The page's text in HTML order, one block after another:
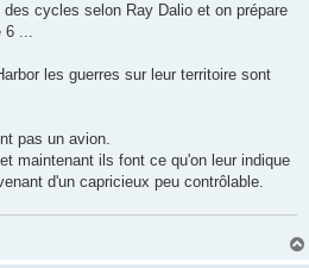
cycles selon Ray Dalio et on prépare
6 ...
les guerres sur leur territoire sont
pas un avion.
maintenant ils font ce qu'on leur indique
d'un capricieux peu contrôlable.